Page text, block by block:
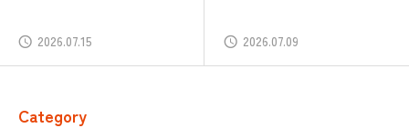
2026.07.09
2026.06.30
Category